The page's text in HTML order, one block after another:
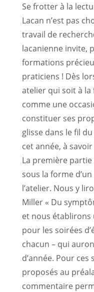
Se frotter à la
Lacan n’est pas
travail de
lacanienne invite,
formations
praticiens ! Dès
atelier qui soit à
comme une
constituer ses
glisse dans le fil
cet année, à
La première partie
sous la forme
l’atelier. Nous y
Miller « Du
et nous
pour les soirées
chacun – qui
d’année. Pour
proposés au
commentaire